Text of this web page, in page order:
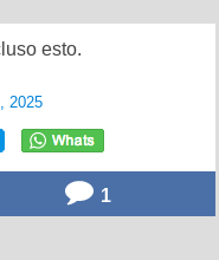
esto.
2025
1